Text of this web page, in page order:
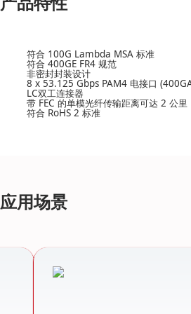
符合 100G Lambda MSA 标准
符合 400GE FR4 规范
非密封封装设计
8 x 53.125 Gbps PAM4 电接口
LC双工连接器
带 FEC 的单模光纤传输距离可达 2 公里
符合 RoHS 2 标准
应用场景